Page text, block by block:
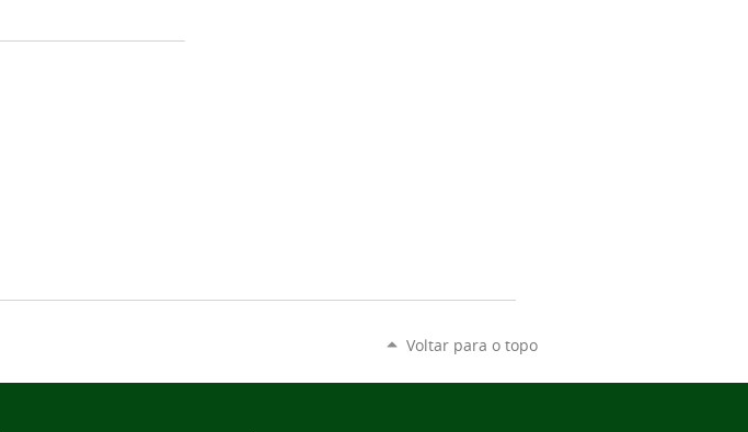
Voltar para o topo